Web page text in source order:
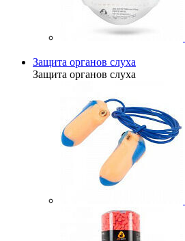
Защита органов слуха
Защита органов слуха